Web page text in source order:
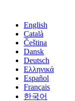
English
Català
Čeština
Dansk
Deutsch
Ελληνικά
Español
Français
한국어